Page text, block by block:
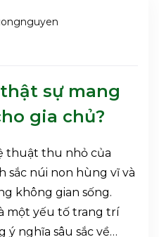
sự mang
gia chủ?
thuật thu nhỏ của
sắc núi non hùng vĩ và
không gian sống.
một yếu tố trang trí
ý nghĩa sâu sắc về…